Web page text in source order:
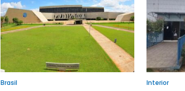
Brasil Interior